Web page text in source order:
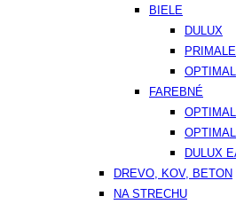
BIELE
DULUX
OPTIMAL
FAREBNÉ
DULUX
DREVO, KOV, BETON
NA STRECHU